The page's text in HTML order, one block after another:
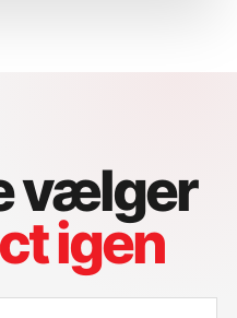
vælger
igen